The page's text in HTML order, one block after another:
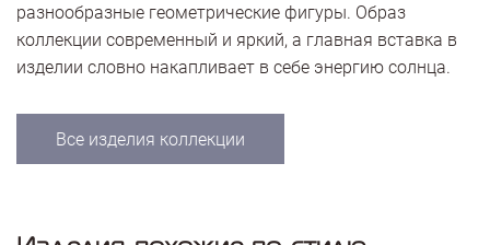
разнообразные геометрические фигуры. Образ
коллекции современный и яркий, а главная вставка в
изделии словно накапливает в себе энергию солнца.
Все изделия коллекции